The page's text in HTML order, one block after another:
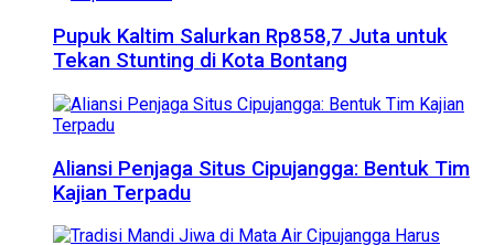
Pupuk Kaltim Salurkan Rp858,7 Juta untuk
Tekan Stunting di Kota Bontang
Aliansi Penjaga Situs Cipujangga: Bentuk Tim
Kajian Terpadu